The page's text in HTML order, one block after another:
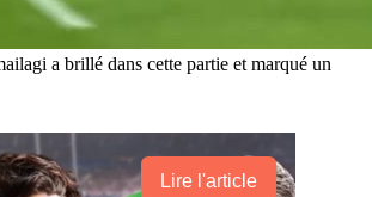
a brillé dans cette partie et marqué un
Lire l'article